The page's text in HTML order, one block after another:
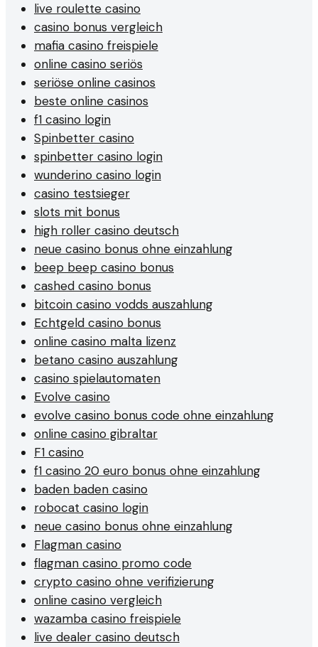
live roulette casino
casino bonus vergleich
mafia casino freispiele
online casino seriös
seriöse online casinos
beste online casinos
f1 casino login
Spinbetter casino
spinbetter casino login
wunderino casino login
casino testsieger
slots mit bonus
high roller casino deutsch
neue casino bonus ohne einzahlung
beep beep casino bonus
cashed casino bonus
bitcoin casino vodds auszahlung
Echtgeld casino bonus
online casino malta lizenz
betano casino auszahlung
casino spielautomaten
Evolve casino
evolve casino bonus code ohne einzahlung
online casino gibraltar
F1 casino
f1 casino 20 euro bonus ohne einzahlung
baden baden casino
robocat casino login
neue casino bonus ohne einzahlung
Flagman casino
flagman casino promo code
crypto casino ohne verifizierung
online casino vergleich
wazamba casino freispiele
live dealer casino deutsch